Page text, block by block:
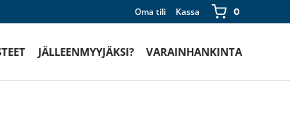
Oma tili Kassa 0
JÄLLEENMYYJÄKSI? VARAINHANKINTA